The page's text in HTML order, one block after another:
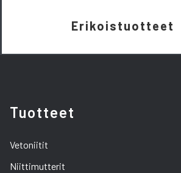
Erikoistuotteet
Tuotteet
Vetoniitit
Niittimutterit